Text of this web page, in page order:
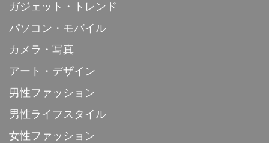
ガジェット・トレンド
パソコン・モバイル
カメラ・写真
アート・デザイン
男性ファッション
男性ライフスタイル
女性ファッション